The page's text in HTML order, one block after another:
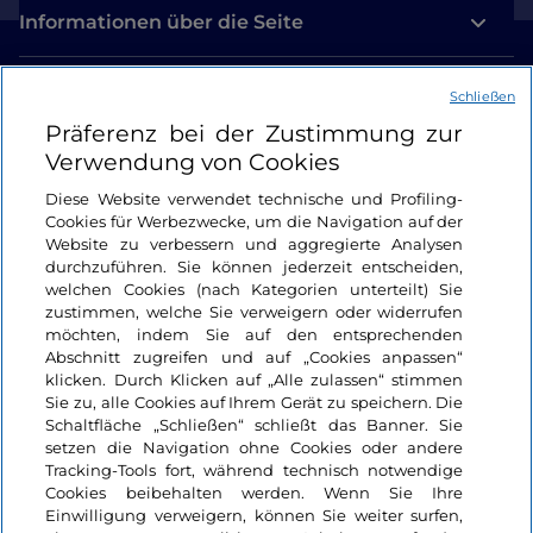
wurden) diese Mauern, von denen wenig übrig
geblieben ist, und sicherlich schätzten die
Wachen diese herrliche Aussicht, während sie
Verteidigungsanlagen etwa 2.500 Jahre alt sind,
hat ein Großteil des heutigen Dorfes
mittelalterlichen Ursprung. DieRocca dei
Colonna, hauptsächlich eine Burg aus dem
12. Jahrhundert mit dreieckiger Form, prägte das
Dorf während seiner Blütezeit unter der
Herrschaft der Familie, die es regierte, und
nutzte die militärische Festung, um
unerwünschte Angriffe aus Rom und dem
Vatikan abzuwehren. Ein Großteil der
restaurierten Mauern und der Brücke sind noch
zugänglich und dienen als Freilichtmuseum.
Obwohl die Tour durch das Dorf kurz ist, wird ein
Besuch der Kirche aus dem 17. Jahrhundert, die
Informationen über die Seite
Login
Bleiben wir in Kontakt
Präferenz bei der Zustimmung zur
Verwendung von Cookies
Diese Website verwendet technische und Profiling-
Cookies für Werbezwecke, um die Navigation auf der
Website zu verbessern und aggregierte Analysen
durchzuführen. Sie können jederzeit entscheiden,
welchen Cookies (nach Kategorien unterteilt) Sie
zustimmen, welche Sie verweigern oder widerrufen
möchten, indem Sie auf den entsprechenden
Abschnitt zugreifen und auf „Cookies anpassen“
klicken. Durch Klicken auf „Alle zulassen“ stimmen
Sie zu, alle Cookies auf Ihrem Gerät zu speichern. Die
Schaltfläche „Schließen“ schließt das Banner. Sie
setzen die Navigation ohne Cookies oder andere
Tracking-Tools fort, während technisch notwendige
Cookies beibehalten werden. Wenn Sie Ihre
Einwilligung verweigern, können Sie weiter surfen,
Schließen